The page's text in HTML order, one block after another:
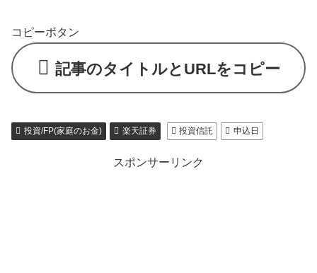
コピーボタン
記事のタイトルとURLをコピー
投資/FP(家庭のお金) 楽天証券 投資信託 申込日
スポンサーリンク